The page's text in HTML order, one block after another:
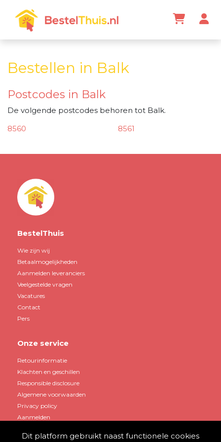
Bestellen in Balk
Postcodes in Balk
De volgende postcodes behoren tot Balk.
8560
8561
BestelThuis
Wie zijn wij
Betaalmogelijkheden
Aanmelden leveranciers
Veelgestelde vragen
Vacatures
Contact
Pers
Onze service
Retourinformatie
Klachten en geschillen
Responsible disclosure
Algemene voorwaarden
Privacy policy
Aanmelden
Dit platform gebruikt naast functionele cookies